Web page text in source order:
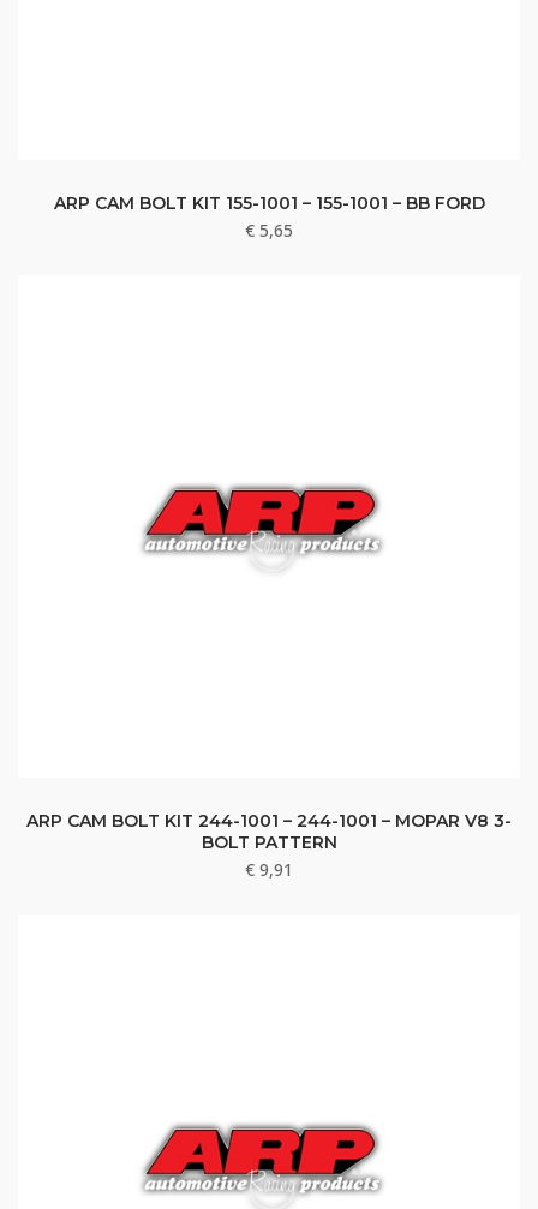
ARP CAM BOLT KIT 155-1001 – 155-1001 – BB FORD
€ 5,65
ARP CAM BOLT KIT 244-1001 – 244-1001 – MOPAR V8 3-
BOLT PATTERN
€ 9,91